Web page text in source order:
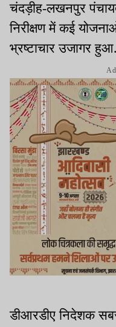
चंदड़ीह-लखनपुर
निरीक्षण में कई
भ्रष्टाचार उजागर हुआ.
डीआरडीए निदेशक